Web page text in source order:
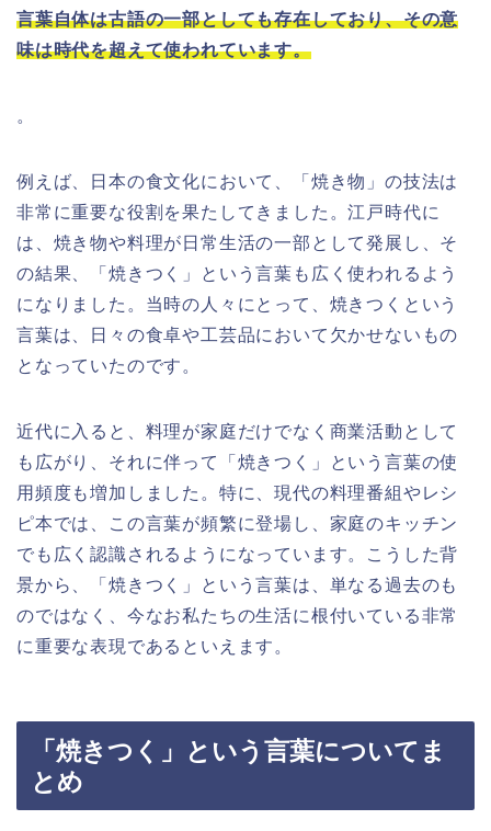
言葉自体は古語の一部としても存在しており、その意
味は時代を超えて使われています。
。
例えば、日本の食文化において、「焼き物」の技法は
非常に重要な役割を果たしてきました。江戸時代に
は、焼き物や料理が日常生活の一部として発展し、そ
の結果、「焼きつく」という言葉も広く使われるよう
になりました。当時の人々にとって、焼きつくという
言葉は、日々の食卓や工芸品において欠かせないもの
となっていたのです。
近代に入ると、料理が家庭だけでなく商業活動として
も広がり、それに伴って「焼きつく」という言葉の使
用頻度も増加しました。特に、現代の料理番組やレシ
ピ本では、この言葉が頻繁に登場し、家庭のキッチン
でも広く認識されるようになっています。こうした背
景から、「焼きつく」という言葉は、単なる過去のも
のではなく、今なお私たちの生活に根付いている非常
に重要な表現であるといえます。
「焼きつく」という言葉についてま
とめ